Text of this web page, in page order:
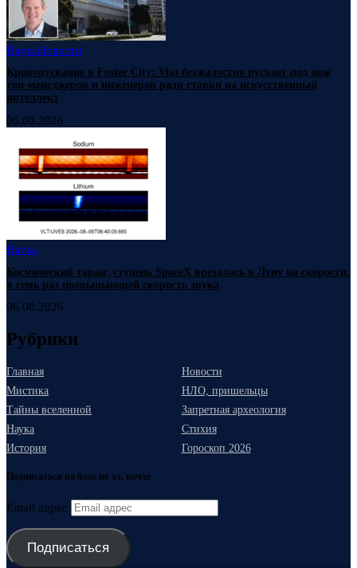
НаукаНовости
Кровопускание в Foster City: Visa безжалостно пускает под нож
топ-менеджеров и инженеров ради ставки на искусственный
интеллект
06.08.2026
Наука
Космический таран: ступень SpaceX врезалась в Луну на скорости,
в семь раз превышающей скорость звука
06.08.2026
Рубрики
Главная
Новости
Мистика
НЛО, пришельцы
Тайны вселенной
Запретная археология
Наука
Стихия
История
Гороскоп 2026
Подписаться на блог по эл. почте
Email адрес
Подписаться